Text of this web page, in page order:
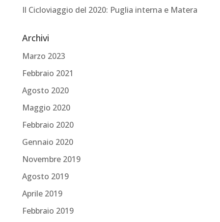
Il Cicloviaggio del 2020: Puglia interna e Matera
Archivi
Marzo 2023
Febbraio 2021
Agosto 2020
Maggio 2020
Febbraio 2020
Gennaio 2020
Novembre 2019
Agosto 2019
Aprile 2019
Febbraio 2019